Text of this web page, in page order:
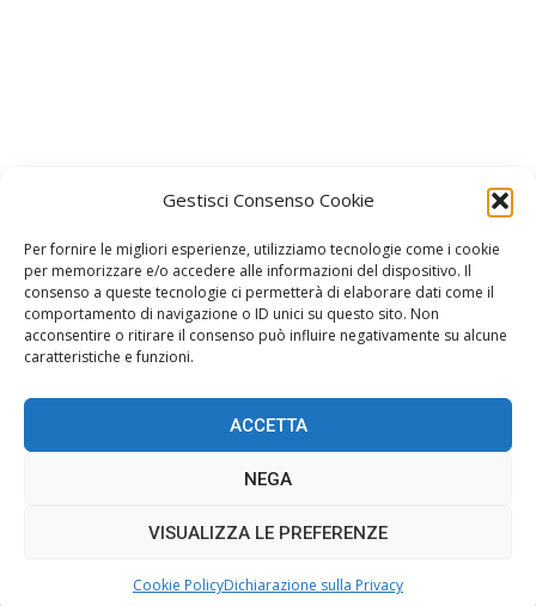
Gestisci Consenso Cookie
Per fornire le migliori esperienze, utilizziamo tecnologie come i cookie
per memorizzare e/o accedere alle informazioni del dispositivo. Il
consenso a queste tecnologie ci permetterà di elaborare dati come il
comportamento di navigazione o ID unici su questo sito. Non
acconsentire o ritirare il consenso può influire negativamente su alcune
caratteristiche e funzioni.
ACCETTA
NEGA
VISUALIZZA LE PREFERENZE
Cookie PolicyDichiarazione sulla Privacy
Facebook
Join us on Facebook
Instagram
Join us on Instagram
Redazione
© AMOREGOSSIP -Privacy Policy - © 2018 - 2024 All Rights Reserved.
Website Design:BetterStudio- Developed by CssBrain